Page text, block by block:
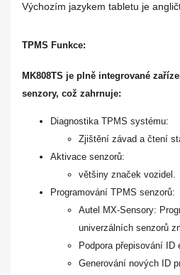
Výchozím jazykem tabletu je
TPMS Funkce:
MK808TS je plně integrované
senzory, což zahrnuje:
Diagnostika TPMS systému:
Zjištění závad a čtení
Aktivace senzorů:
většiny značek vozidel.
Programování TPMS senzorů:
Autel MX-Sensory:
univerzálních senzorů
Podpora přepisování
Generování nových ID